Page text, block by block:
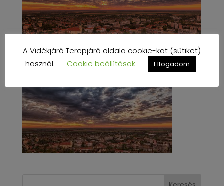
A Vidékjáró Terepjáró oldala cookie-kat (sütiket)
használ.
Cookie beállítások Elfogadom